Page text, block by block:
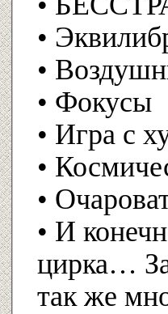
•
•
• Фокусы
• Игра с
•
•
• И
цирка…
так